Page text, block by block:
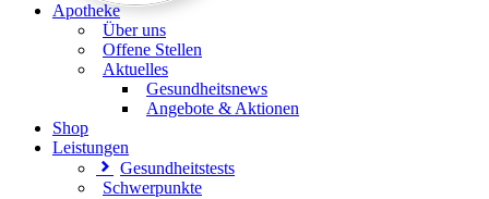
Apotheke
Über uns
Offene Stellen
Aktuelles
Gesundheitsnews
Angebote & Aktionen
Shop
Leistungen
Gesundheitstests
Schwerpunkte